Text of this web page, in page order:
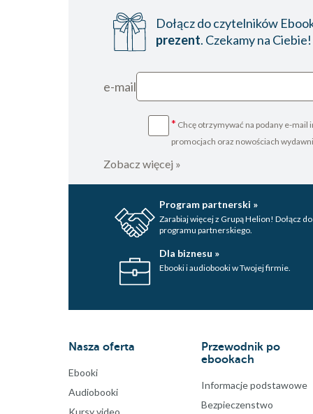
Dołącz do czytelników
prezent. Czekamy na Ciebie!
e-mail
* Chcę otrzymywać na podany e-mail
promocjach oraz nowościach
Zobacz więcej »
Program partnerski »
Zarabiaj więcej z Grupą Helion! Dołącz do
programu partnerskiego.
Dla biznesu »
Ebooki i audiobooki w Twojej firmie.
Nasza oferta
Ebooki
Audiobooki
Kursy video
Przewodnik po
ebookach
Informacje podstawowe
Bezpieczenstwo